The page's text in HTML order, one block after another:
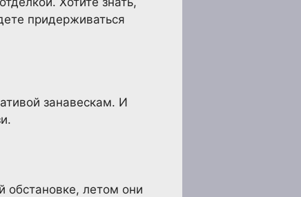
придерживаться
занавескам. И
летом они